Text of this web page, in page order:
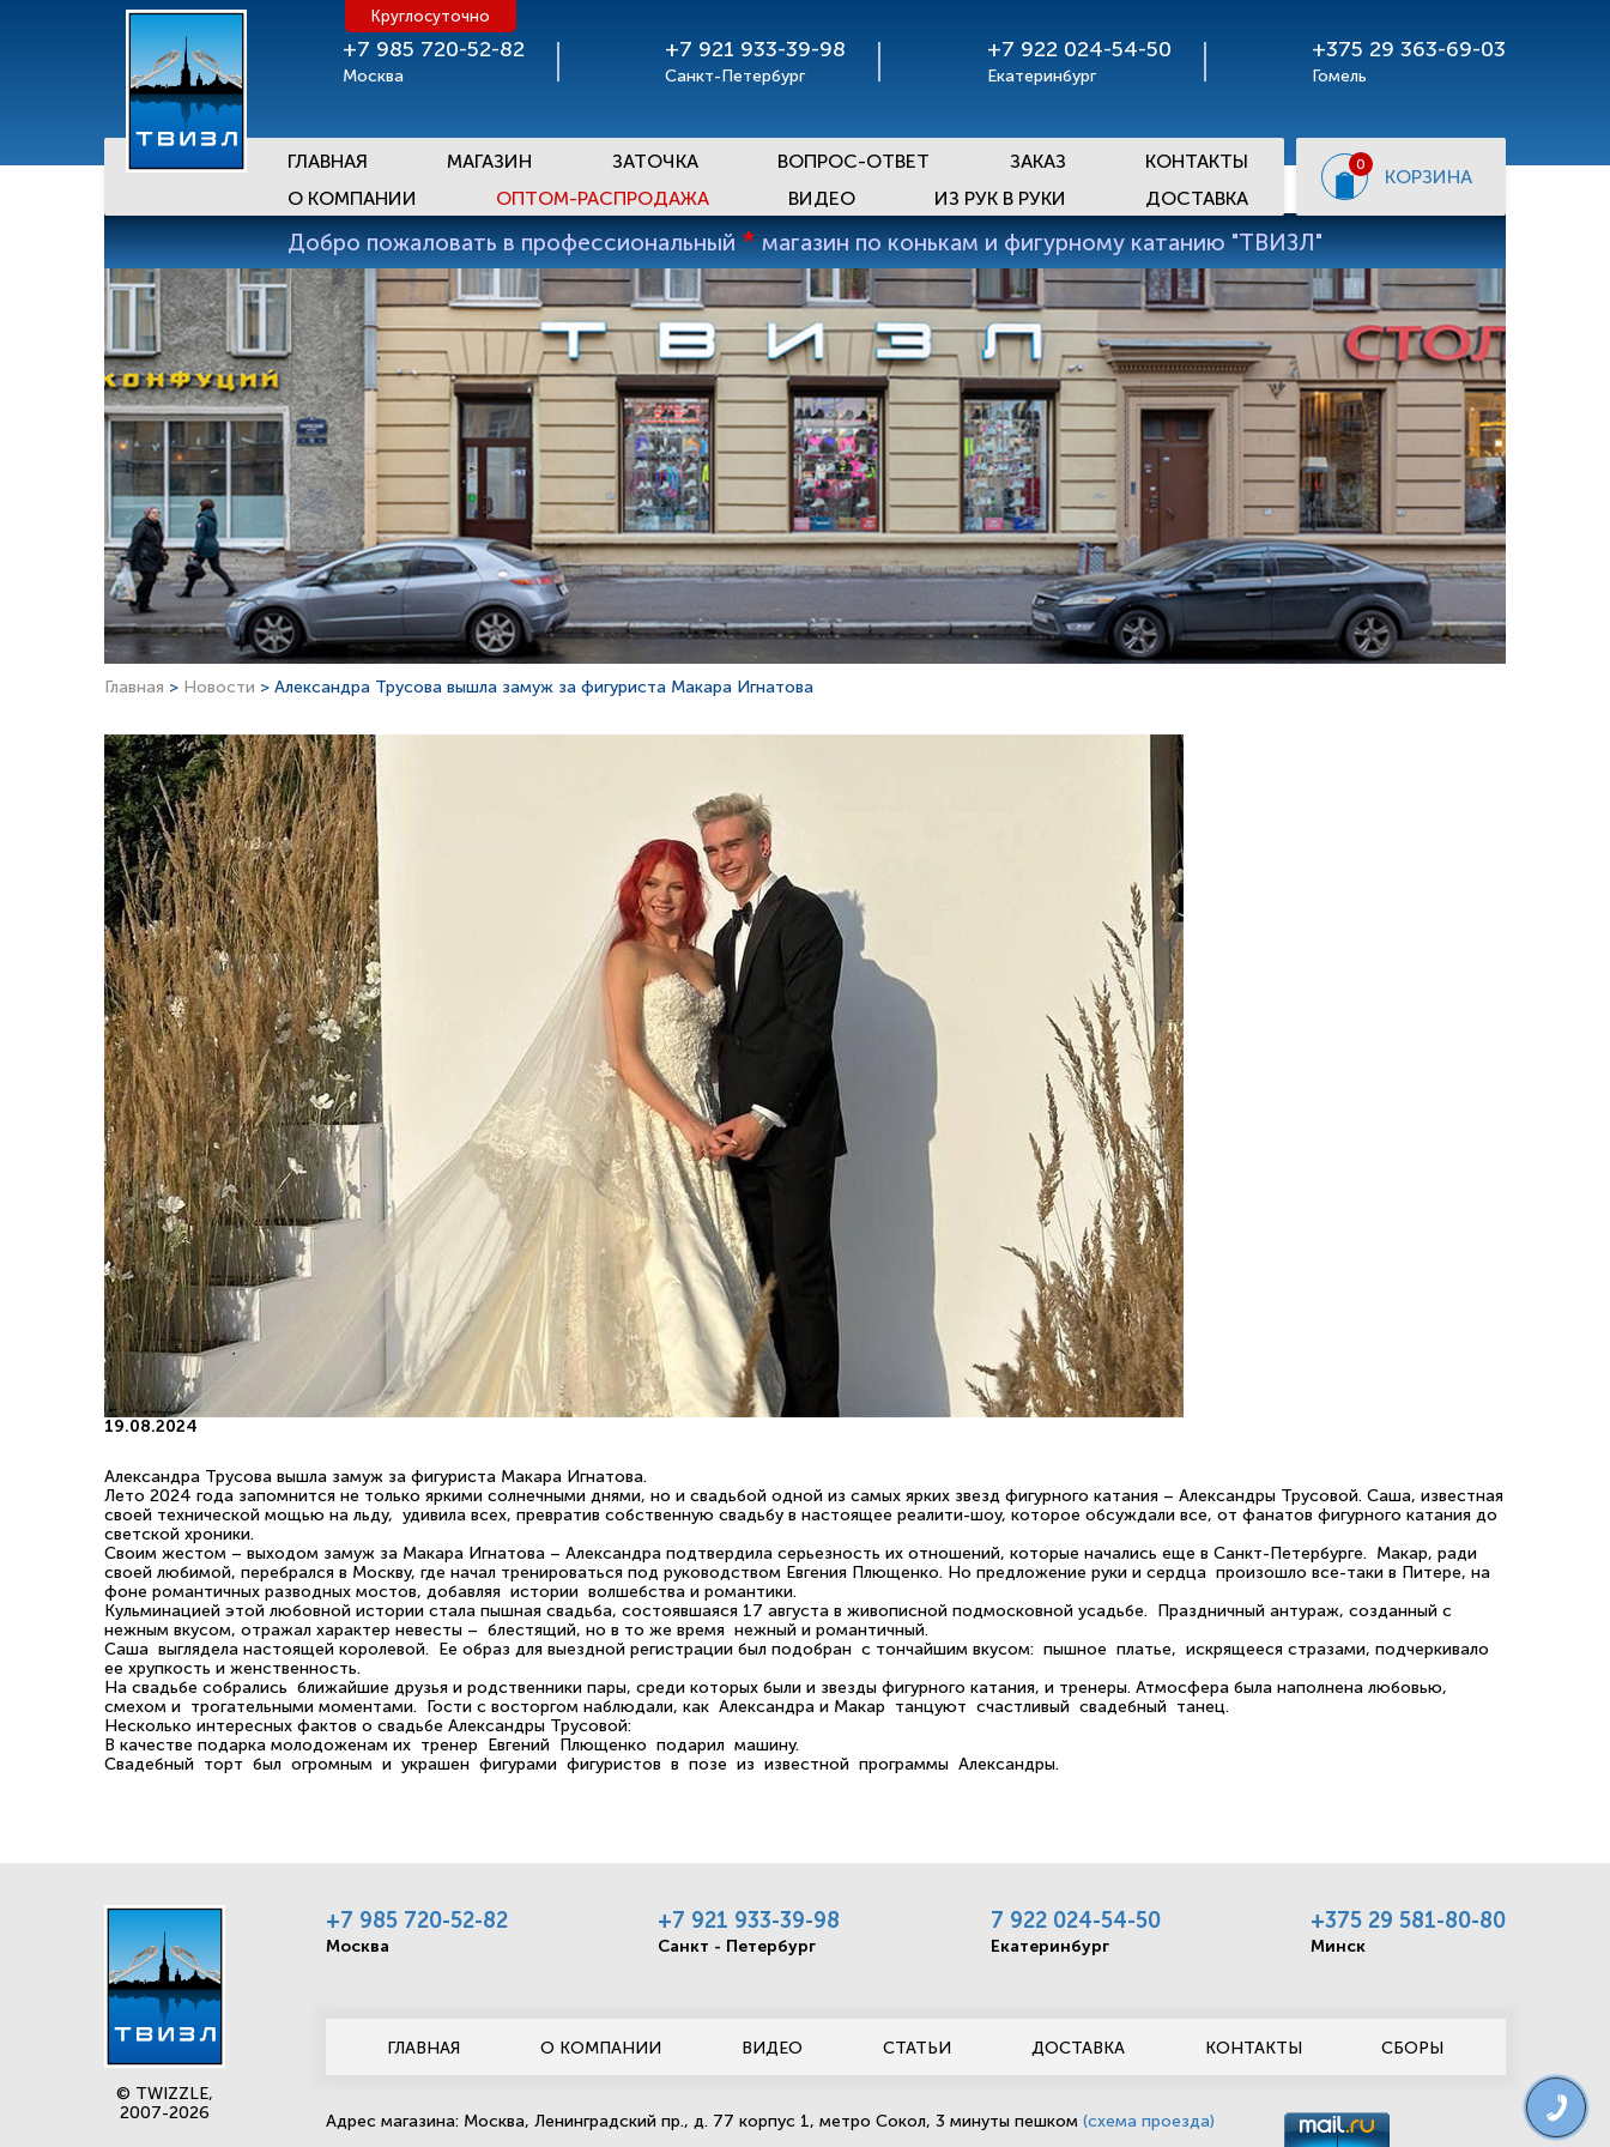
+7 985 720-52-82
Москва
Круглосуточно
+7 921 933-39-98
Санкт-Петербург
+7 922 024-54-50
Екатеринбург
+375 29 363-69-03
Гомель
ГЛАВНАЯ МАГАЗИН ЗАТОЧКА ВОПРОС-ОТВЕТ ЗАКАЗ
КОНТАКТЫ
О КОМПАНИИ
ОПТОМ-РАСПРОДАЖА ВИДЕО ИЗ РУК В РУКИ ДОСТАВКА
0
КОРЗИНА
Добро пожаловать в профессиональный * магазин по конькам и фигурному катанию "ТВИЗЛ"
Главная > Новости > Александра Трусова вышла замуж за фигуриста Макара Игнатова
19.08.2024
Александра Трусова вышла замуж за фигуриста Макара Игнатова.
Лето 2024 года запомнится не только яркими солнечными днями, но и свадьбой одной из самых ярких звезд фигурного катания – Александры Трусовой. Саша, известная
своей технической мощью на льду, удивила всех, превратив собственную свадьбу в настоящее реалити-шоу, которое обсуждали все, от фанатов фигурного катания до
светской хроники.
Своим жестом – выходом замуж за Макара Игнатова – Александра подтвердила серьезность их отношений, которые начались еще в Санкт-Петербурге. Макар, ради
своей любимой, перебрался в Москву, где начал тренироваться под руководством Евгения Плющенко. Но предложение руки и сердца произошло все-таки в Питере, на
фоне романтичных разводных мостов, добавляя истории волшебства и романтики.
Кульминацией этой любовной истории стала пышная свадьба, состоявшаяся 17 августа в живописной подмосковной усадьбе. Праздничный антураж, созданный с
нежным вкусом, отражал характер невесты – блестящий, но в то же время нежный и романтичный.
Саша выглядела настоящей королевой. Ее образ для выездной регистрации был подобран с тончайшим вкусом: пышное платье, искрящееся стразами, подчеркивало
ее хрупкость и женственность.
На свадьбе собрались ближайшие друзья и родственники пары, среди которых были и звезды фигурного катания, и тренеры. Атмосфера была наполнена любовью,
смехом и трогательными моментами. Гости с восторгом наблюдали, как Александра и Макар танцуют счастливый свадебный танец.
Несколько интересных фактов о свадьбе Александры Трусовой:
В качестве подарка молодоженам их тренер Евгений Плющенко подарил машину.
Свадебный торт был огромным и украшен фигурами фигуристов в позе из известной программы Александры.
© TWIZZLE,
2007-2026
+7 985 720-52-82
Москва
+7 921 933-39-98
Санкт - Петербург
7 922 024-54-50
Екатеринбург
+375 29 581-80-80
Минск
ГЛАВНАЯ О КОМПАНИИ ВИДЕО СТАТЬИ ДОСТАВКА КОНТАКТЫ СБОРЫ
Адрес магазина: Москва, Ленинградский пр., д. 77 корпус 1, метро Сокол, 3 минуты пешком (схема проезда)